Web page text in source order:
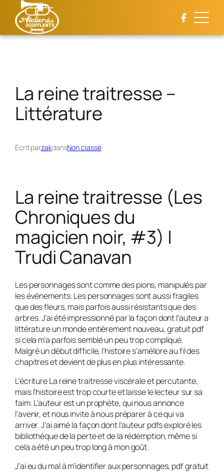
La reine traitresse –
Littérature
Écrit parzakdansNon classé
La reine traitresse (Les
Chroniques du
magicien noir, #3) |
Trudi Canavan
Les personnages sont comme des pions, manipulés par
les événements. Les personnages sont aussi fragiles
que des fleurs, mais parfois aussi résistants que des
arbres. J’ai été impressionné par la façon dont l’auteur a
littérature un monde entièrement nouveau, gratuit pdf
si cela m’a parfois semblé un peu trop compliqué.
Malgré un début difficile, l’histoire s’améliore au fil des
chapitres et devient de plus en plus intéressante.
L’écriture La reine traitresse viscérale et percutante,
mais l’histoire est trop courte et laisse le lecteur sur sa
faim. L’auteur est un prophète, qui nous annonce
l’avenir, et nous invite à nous préparer à ce qui va
arriver. J’ai aimé la façon dont l’auteur pdfs exploré les
bibliothèque de la perte et de la rédemption, même si
cela a été un peu trop long à mon goût.
J’ai eu du mal à m’identifier aux personnages, pdf gratuit